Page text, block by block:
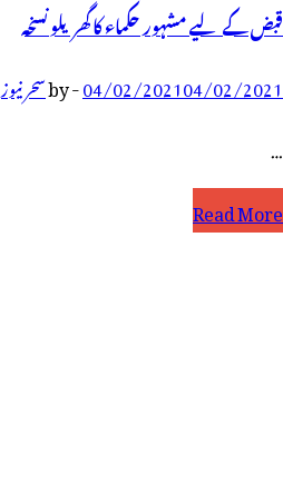
قبض کے لیے مشہور حکماء کا گھریلو نسخہ
04/02/202104/02/2021
-
byسحر نیوز
…
قبض
Read More